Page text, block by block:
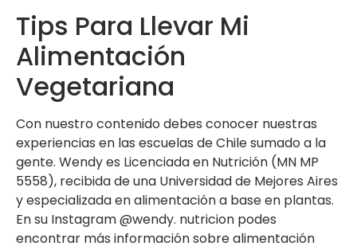
Tips Para Llevar Mi
Alimentación
Vegetariana
Con nuestro contenido debes conocer nuestras
experiencias en las escuelas de Chile sumado a la
gente. Wendy es Licenciada en Nutrición (MN MP
5558), recibida de una Universidad de Mejores Aires
y especializada en alimentación a base en plantas.
En su Instagram @wendy. nutricion podes
encontrar más información sobre alimentación